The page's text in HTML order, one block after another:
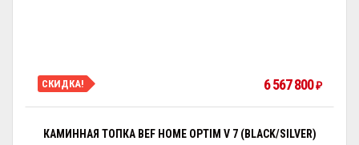
СКИДКА! 6 567 800 ₽
КАМИННАЯ ТОПКА BEF HOME OPTIM V 7 (BLACK/SILVER)